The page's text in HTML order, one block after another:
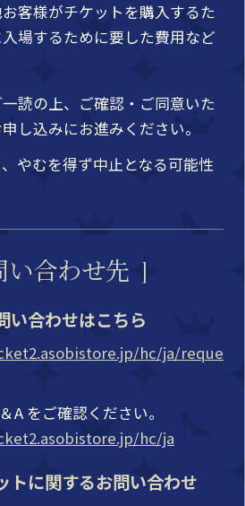
客様がチケットを購入するた
場するために要した費用など
読の上、ご確認・ご同意いた
し込みにお進みください。
やむを得ず中止となる可能性
い合わせ先
い合わせはこちら
hc/ja/reque
A をご確認ください。
hc/ja
トに関するお問い合わせ